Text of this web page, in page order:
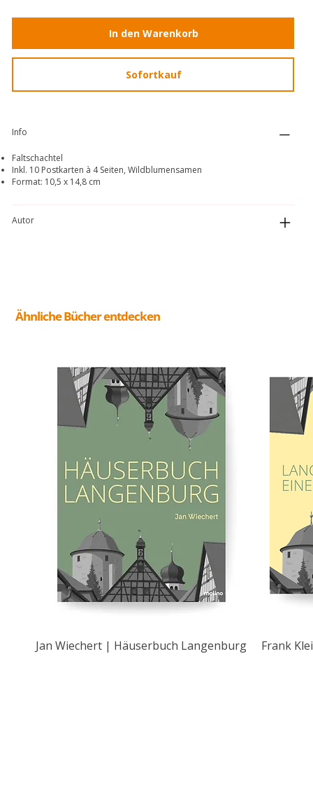
In den Warenkorb
Sofortkauf
Info
Faltschachtel
Inkl. 10 Postkarten à 4 Seiten, Wildblumensamen
Format: 10,5 x 14,8 cm
Autor
Ähnliche Bücher entdecken
Jan Wiechert | Häuserbuch Langenburg Frank